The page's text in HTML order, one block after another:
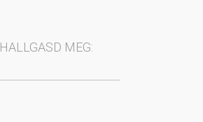
HALLGASD MEG: